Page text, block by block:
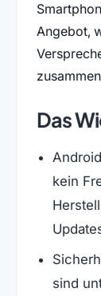
Angebot,
Das
kein
sind